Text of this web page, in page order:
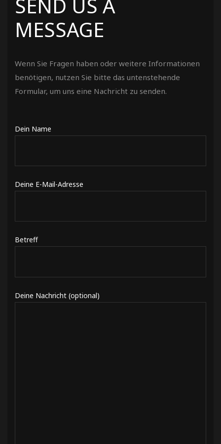
SEND US A
MESSAGE
Wenn Sie Fragen haben oder weitere Informationen
benötigen, nutzen Sie bitte das untenstehende
Formular, um uns eine Nachricht zu senden.
Dein Name
Deine E-Mail-Adresse
Betreff
Deine Nachricht (optional)